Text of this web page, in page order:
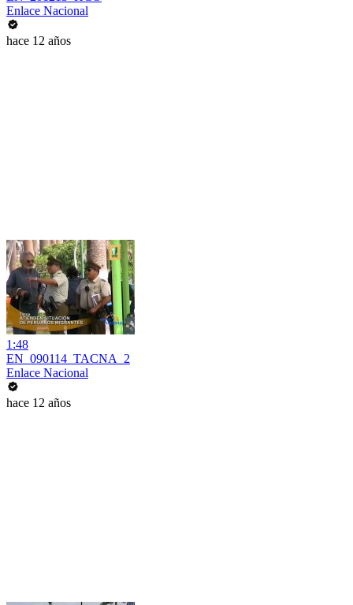
Enlace Nacional
hace 12 años
1:48
EN_090114_TACNA_2
Enlace Nacional
hace 12 años